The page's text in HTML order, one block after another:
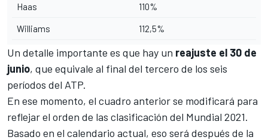
Haas 110%
Williams 112,5%
Un detalle importante es que hay un reajuste el 30 de
junio, que equivale al final del tercero de los seis
períodos del ATP.
En ese momento, el cuadro anterior se modificará para
reflejar el orden de las clasificación del Mundial 2021.
Basado en el calendario actual, eso será después de la